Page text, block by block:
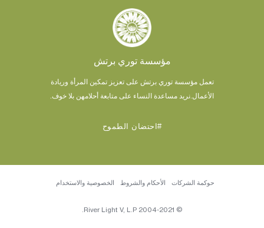
مؤسسة توري برتش
تعمل مؤسسة توري برتش على تعزيز تمكين المرأة وريادة
الأعمال.نريد مساعدة النساء على متابعة أحلامهن بلا خوف.
#احتضان الطموح
© 2004-2021 River Light V, L.P.
حوكمة الشركات الأحكام والشروط الخصوصية والاستخدام